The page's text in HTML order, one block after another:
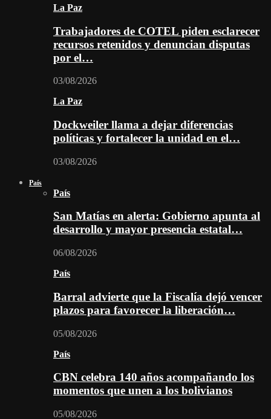
La Paz
Trabajadores de COTEL piden esclarecer
recursos retenidos y denuncian disputas
por el…
03/08/2026
La Paz
Dockweiler llama a dejar diferencias
políticas y fortalecer la unidad en el…
03/08/2026
País
País
San Matías en alerta: Gobierno apunta al
desarrollo y mayor presencia estatal…
06/08/2026
País
Barral advierte que la Fiscalía dejó vencer
plazos para favorecer la liberación…
05/08/2026
País
CBN celebra 140 años acompañando los
momentos que unen a los bolivianos
05/08/2026